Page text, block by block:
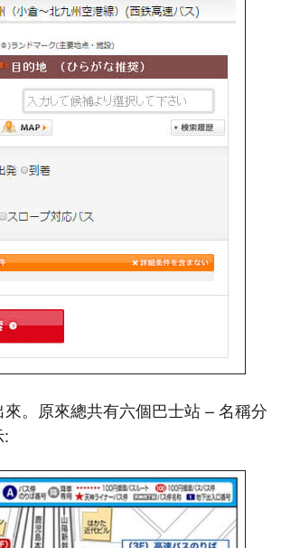
。原來總共有六個巴士站 – 名稱分